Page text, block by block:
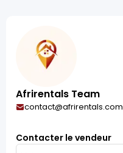
Afrirentals Team
contact@afrirentals.com
Contacter le vendeur